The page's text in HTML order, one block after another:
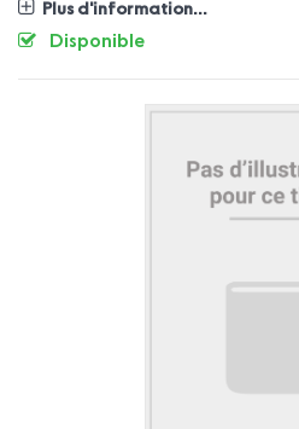
Plus d'information...
Disponible